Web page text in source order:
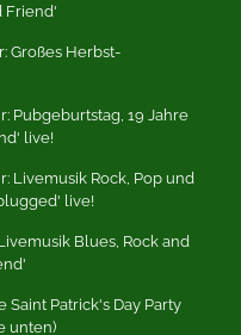
Friend'
Großes Herbst-
Pubgeburtstag, 19 Jahre
live!
Livemusik Rock, Pop und
live!
Blues, Rock and
Saint Patrick's Day Party
unten)